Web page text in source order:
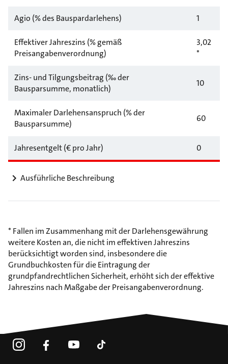
Agio (% des Bauspardarlehens) 1
Effektiver Jahreszins (% gemäß
Preisangabenverordnung)
3,02
*
Zins- und Tilgungsbeitrag (‰ der
Bausparsumme, monatlich)
10
Maximaler Darlehensanspruch (% der
Bausparsumme)
60
Jahresentgelt (€ pro Jahr) 0
Ausführliche Beschreibung
* Fallen im Zusammenhang mit der Darlehensgewährung
weitere Kosten an, die nicht im effektiven Jahreszins
berücksichtigt worden sind, insbesondere die
Grundbuchkosten für die Eintragung der
grundpfandrechtlichen Sicherheit, erhöht sich der effektive
Jahreszins nach Maßgabe der Preisangabenverordnung.